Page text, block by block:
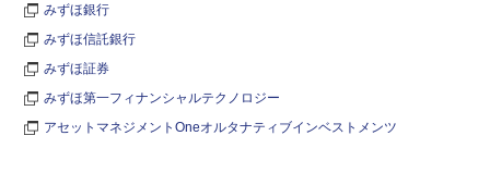
みずほ銀行
みずほ信託銀行
みずほ証券
みずほ第一フィナンシャルテクノロジー
アセットマネジメントOneオルタナティブインベストメンツ